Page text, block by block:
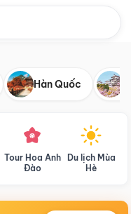
Hàn Quốc
Tour Hoa Anh
Đào
Du lịch Mùa
Hè